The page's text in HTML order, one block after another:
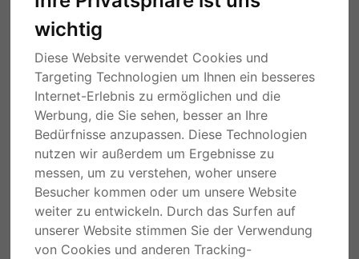
wichtig
Diese Website verwendet Cookies und
Targeting Technologien um Ihnen ein besseres
Internet-Erlebnis zu ermöglichen und die
Werbung, die Sie sehen, besser an Ihre
Bedürfnisse anzupassen. Diese Technologien
nutzen wir außerdem um Ergebnisse zu
messen, um zu verstehen, woher unsere
Besucher kommen oder um unsere Website
weiter zu entwickeln. Durch das Surfen auf
unserer Website stimmen Sie der Verwendung
von Cookies und anderen Tracking-